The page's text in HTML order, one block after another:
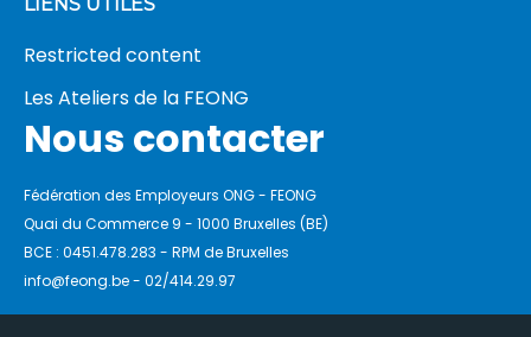
Restricted content
Les Ateliers de la FEONG
Nous contacter
Fédération des Employeurs ONG - FEONG
Quai du Commerce 9 - 1000 Bruxelles (BE)
BCE : 0451.478.283 - RPM de Bruxelles
info@feong.be - 02/414.29.97